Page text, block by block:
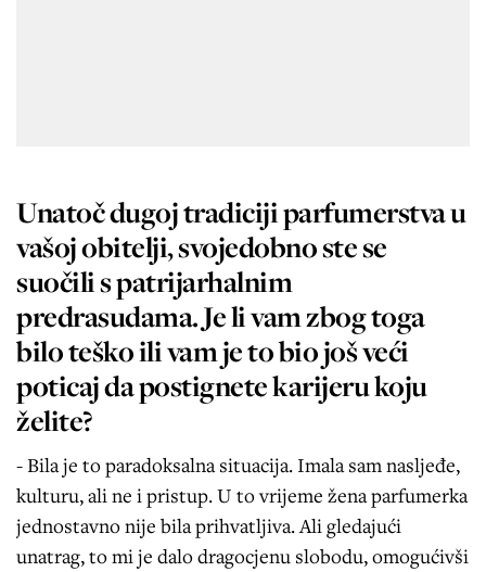
Unatoč dugoj tradiciji parfumerstva u
vašoj obitelji, svojedobno ste se
suočili s patrijarhalnim
predrasudama. Je li vam zbog toga
bilo teško ili vam je to bio još veći
poticaj da postignete karijeru koju
želite?
- Bila je to paradoksalna situacija. Imala sam nasljeđe,
kulturu, ali ne i pristup. U to vrijeme žena parfumerka
jednostavno nije bila prihvatljiva. Ali gledajući
unatrag, to mi je dalo dragocjenu slobodu, omogućivši